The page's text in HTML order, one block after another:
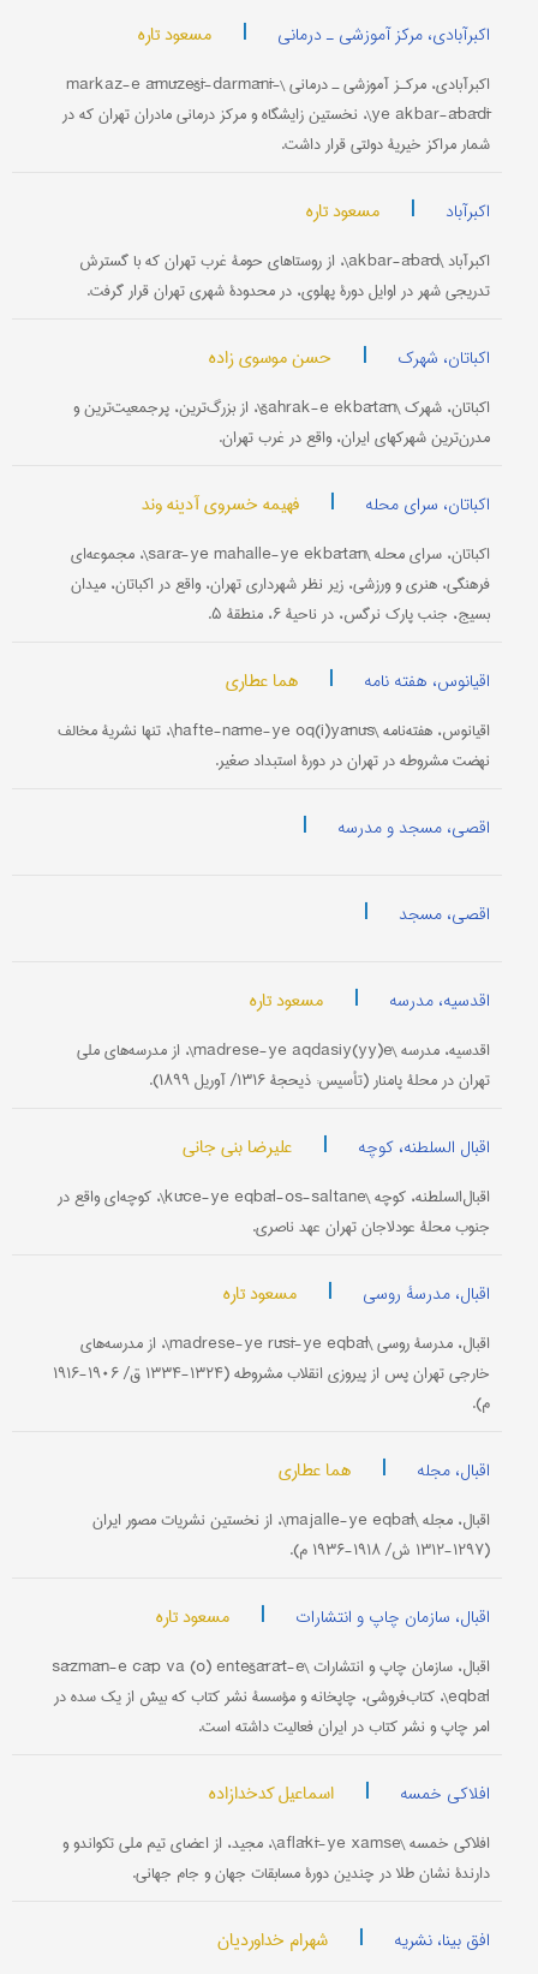
اکبرآبادی، مرکز آموزشی ـ درمانی | مسعود تاره
اکبرآبادی، مرکـز آموزشی ـ درمانی \markaz-e āmūzešī-darmānī-
ye akbar-ābādī\، نخستین زایشگاه و مرکز درمانی مادران تهران که در
شمار مراکز خیریۀ دولتی قرار داشت.
اکبرآباد | مسعود تاره
اکبرآباد \akbar-ābād\، از روستاهای حومۀ غرب تهران که با گسترش
تدریجی شهر در اوایل دورۀ پهلوی، در محدودۀ شهری تهران قرار گرفت.
اکباتان، شهرک | حسن موسوی زاده
اکباتان، شهرک \šahrak-e ekbātān\، از بزرگ‌ترین، پرجمعیت‌ترین و
مدرن‌ترین شهرکهای ایران، واقع در غرب تهران.
اکباتان، سرای محله | فهیمه خسروی آدینه وند
اکباتان، سرای محله \sarā-ye mahalle-ye ekbātān\، مجموعه‌ای
فرهنگی، هنری و ورزشی، زیر نظر شهرداری تهران، واقع در اکباتان، میدان
بسیج، جنب پارک نرگس، در ناحیۀ ۶، منطقۀ ۵.
اقیانوس، هفته نامه | هما عطاری
اقیانوس، هفته‌نامه \hafte-nāme-ye oq(i)yānūs\، تنها نشریۀ مخالف
نهضت مشروطه در تهران در دورۀ استبداد صغیر.
اقصی، مسجد و مدرسه |
اقصی، مسجد |
اقدسیه، مدرسه | مسعود تاره
اقدسیه، مدرسه \madrese-ye aqdasiy(yy)e\، از مدرسه‌های ملی
تهران در محلۀ پامنار (تأسیس: ذیحجۀ ۱۳۱۶/ آوریل ۱۸۹۹).
اقبال السلطنه، کوچه | علیرضا بنی جانی
اقبال‌السلطنه، کوچه \kūče-ye eqbāl-os-saltane\، کوچه‌ای واقع در
جنوب محلۀ عودلاجان تهران عهد ناصری.
اقبال، مدرسۀ روسی | مسعود تاره
اقبال، مدرسۀ روسی \madrese-ye rūsī-ye eqbāl\، از مدرسه‌های
خارجی تهران پس از پیروزی انقلاب مشروطه (۱۳۲۴-۱۳۳۴ ق/ ۱۹۰۶-۱۹۱۶
م).
اقبال، مجله | هما عطاری
اقبال، مجله \majalle-ye eqbāl\، از نخستین نشریات مصور ایران
(۱۲۹۷-۱۳۱۲ ش/ ۱۹۱۸-۱۹۳۶ م).
اقبال، سازمان چاپ و انتشارات | مسعود تاره
اقبال، سازمان چاپ و انتشارات \sāzmān-e čāp va (o) entešārāt-e
eqbāl\، کتاب‌فروشی، چاپخانه و مؤسسۀ نشر کتاب که بیش از یک سده در
امر چاپ و نشر کتاب در ایران فعالیت داشته است.
افلاکی خمسه | اسماعیل کدخدازاده
افلاکی خمسه \aflākī-ye xamse\، مجید، از اعضای تیم ملی تکواندو و
دارندۀ نشان طلا در چندین دورۀ مسابقات جهان و جام جهانی.
افق بینا، نشریه | شهرام خداوردیان